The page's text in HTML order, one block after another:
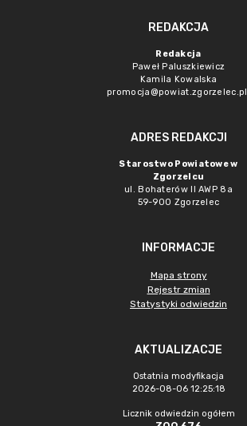
REDAKCJA
Redakcja
Paweł Paluszkiewicz
Kamila Kowalska
promocja@powiat.zgorzelec.pl
ADRES REDAKCJI
Starostwo Powiatowe w
Zgorzelcu
ul. Bohaterów II AWP 8a
59-900 Zgorzelec
INFORMACJE
Mapa strony
Rejestr zmian
Statystyki odwiedzin
AKTUALIZACJE
Ostatnia modyfikacja
2026-08-06 12:25:18
Licznik odwiedzin ogółem